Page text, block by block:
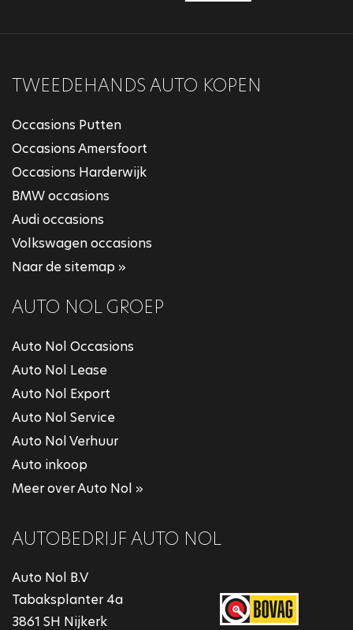
TWEEDEHANDS AUTO KOPEN
Occasions Putten
Occasions Amersfoort
Occasions Harderwijk
BMW occasions
Audi occasions
Volkswagen occasions
Naar de sitemap »
AUTO NOL GROEP
Auto Nol Occasions
Auto Nol Lease
Auto Nol Export
Auto Nol Service
Auto Nol Verhuur
Auto inkoop
Meer over Auto Nol »
AUTOBEDRIJF AUTO NOL
Auto Nol B.V
Tabaksplanter 4a
3861 SH Nijkerk